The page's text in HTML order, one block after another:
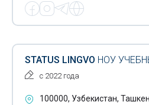
STATUS LINGVO НОУ
с 2022 года
100000, Узбекистан,